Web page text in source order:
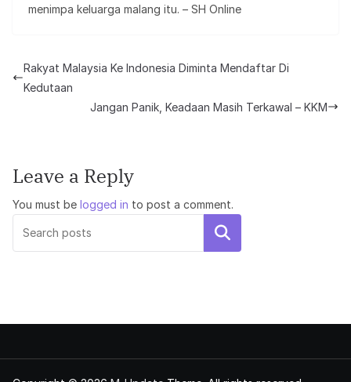
menimpa keluarga malang itu. – SH Online
Rakyat Malaysia Ke Indonesia Diminta Mendaftar Di
Kedutaan
Jangan Panik, Keadaan Masih Terkawal – KKM
Leave a Reply
You must be logged in to post a comment.
Search